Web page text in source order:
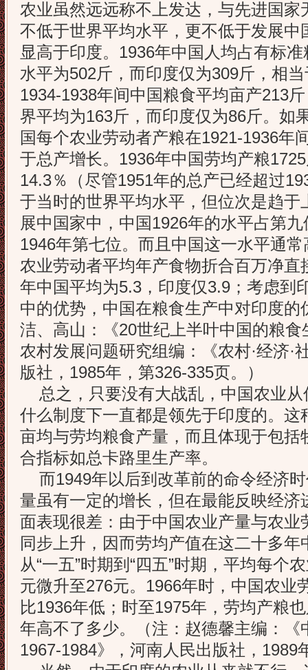
农业虽然远远称不上发达，与先进国家
不低于世界平均水平，更不低于发展中
显高于印度。1936年中国人均占有标
水平为502斤，而印度仅为309斤，相
1934-1938年间中国粮食平均亩产213
界平均为163斤，而印度仅为86斤。如
国每个农业劳动者产粮在1921-1936年
于总产增长。1936年中国劳均产粮
14.3％（尽管1951年的总产已经超过
于当时的世界平均水平，但位次是趋于
展中国家中，中国1926年的水平占第
1946年第七位。而且中国这一水平通
农业劳动者平均年产食物折合百万净直
年中国平均为5.3，印度仅3.9；考虑到
中的优势，中国在粮食生产中对印度
洁、高山：《20世纪上半叶中国的粮
农村发展问题研究组编：《农村·经济·
版社，1985年，第326-335页。）
总之，只要没有大战乱，中国农业从
什么制度下一直都是领先于印度的。这
亩均与劳均粮食产量，而且体现于包括
合指标如总卡路里生产率。
而1949年以后到改革前的命令经济
量虽有一定的增长，但在最能反映经济
面表现很差：由于中国农业产量与农业
同步上升，因而劳均产值在这二十多
从“一五”时期到“四五”时期，平均每个
元微升至276元。1966年时，中国农业
比1936年低；时至1975年，劳均产粮
年高不了多少。（注：赵德馨主编：《
1967-1984》，河南人民出版社，1989